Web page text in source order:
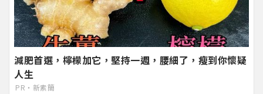
減肥首選，檸檬加它，堅持一週，腰細了，瘦到你懷疑
人生
PR・新素簡